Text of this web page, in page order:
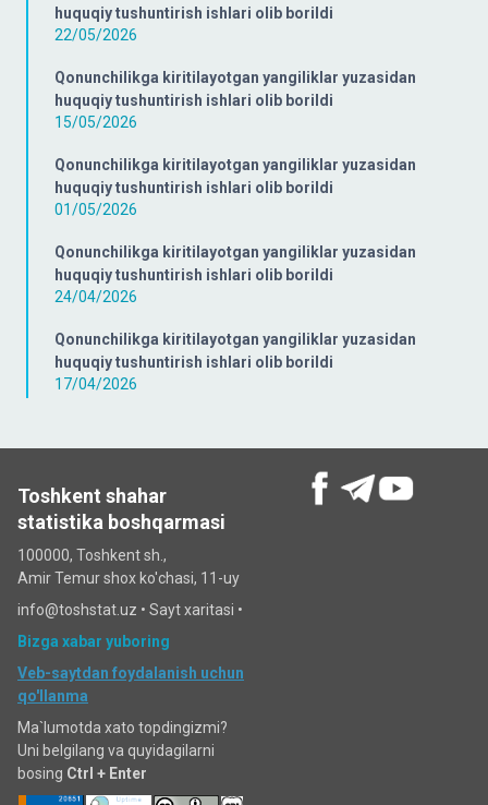
huquqiy tushuntirish ishlari olib borildi
22/05/2026
Qonunchilikga kiritilayotgan yangiliklar yuzasidan
huquqiy tushuntirish ishlari olib borildi
15/05/2026
Qonunchilikga kiritilayotgan yangiliklar yuzasidan
huquqiy tushuntirish ishlari olib borildi
01/05/2026
Qonunchilikga kiritilayotgan yangiliklar yuzasidan
huquqiy tushuntirish ishlari olib borildi
24/04/2026
Qonunchilikga kiritilayotgan yangiliklar yuzasidan
huquqiy tushuntirish ishlari olib borildi
17/04/2026
Toshkent shahar
statistika boshqarmasi
100000, Toshkent sh.,
Amir Temur shox ko'chasi, 11-uy
info@toshstat.uz • Sayt xaritasi •
Bizga xabar yuboring
Veb-saytdan foydalanish uchun
qo'llanma
Ma`lumotda xato topdingizmi?
Uni belgilang va quyidagilarni
bosing Ctrl + Enter